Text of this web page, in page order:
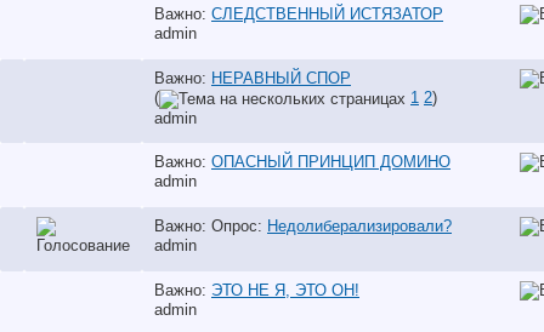
Важно: СЛЕДСТВЕННЫЙ ИСТЯЗАТОР
аdmin
Важно: НЕРАВНЫЙ СПОР
(
1 2)
аdmin
Важно: ОПАСНЫЙ ПРИНЦИП ДОМИНО
аdmin
Важно: Опрос: Недолиберализировали?
аdmin
Важно: ЭТО НЕ Я, ЭТО ОН!
аdmin